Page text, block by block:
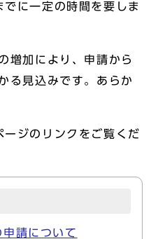
に一定の時間を要しま
増加により、申請から
る見込みです。あらか
ジのリンクをご覧くだ
請について